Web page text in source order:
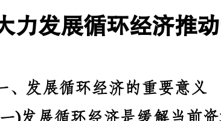
一、发展循环经济的重要意义